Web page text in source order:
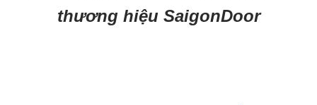
thương hiệu SaigonDoor